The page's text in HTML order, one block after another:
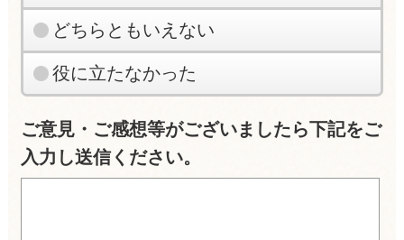
どちらともいえない
役に立たなかった
ご意見・ご感想等がございましたら下記をご
入力し送信ください。